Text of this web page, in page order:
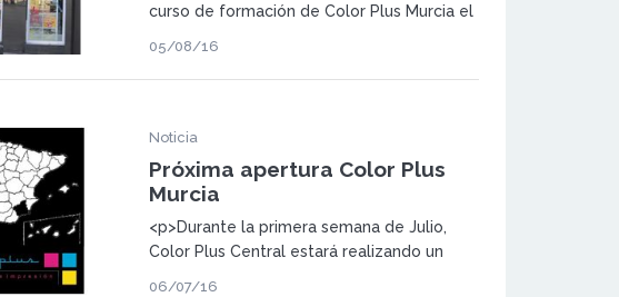
curso de formación de Color Plus Murcia el
tienda en la preciosa localidad.
05/08/16
Noticia
Próxima apertura Color Plus
Murcia
<p>Durante la primera semana de Julio,
Color Plus Central estará realizando un
06/07/16